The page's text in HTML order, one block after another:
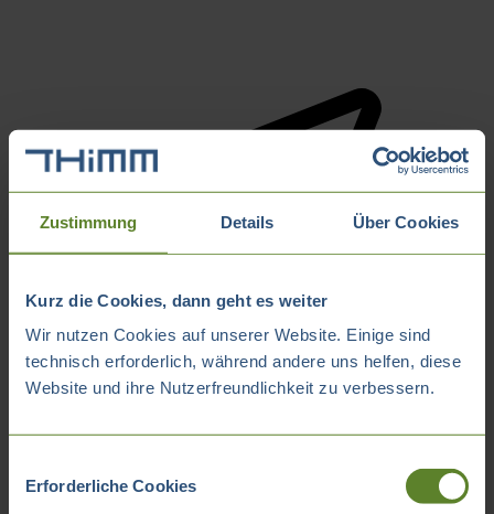
Zustimmung Details Über Cookies
Kurz die Cookies, dann geht es weiter
Wir nutzen Cookies auf unserer Website. Einige sind
technisch erforderlich, während andere uns helfen, diese
Website und ihre Nutzerfreundlichkeit zu verbessern.
Erforderliche Cookies